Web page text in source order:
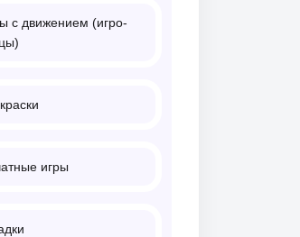
с движением (игро-
игры